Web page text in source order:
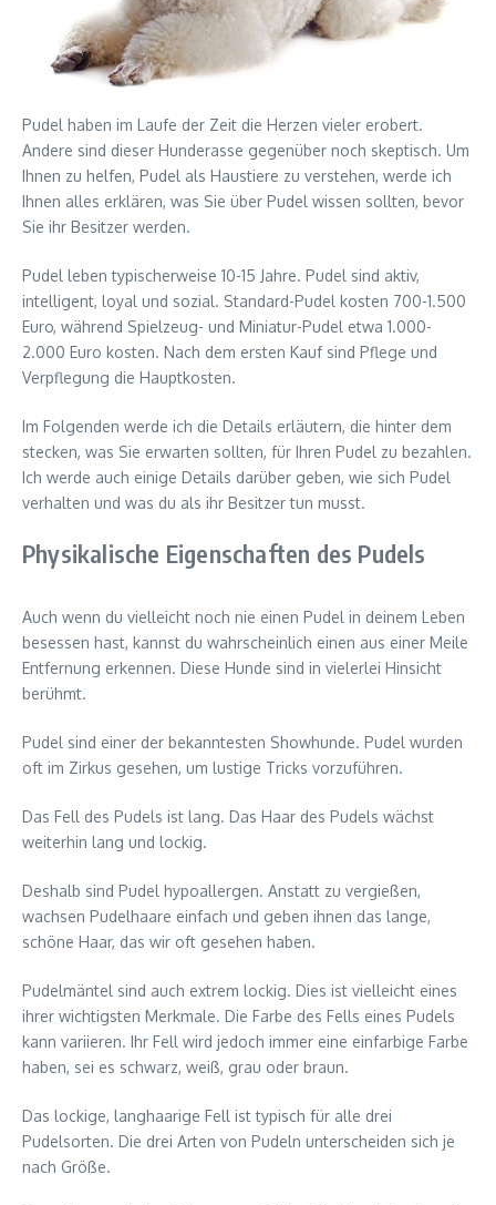
Pudel haben im Laufe der Zeit die Herzen vieler erobert.
Andere sind dieser Hunderasse gegenüber noch skeptisch. Um
Ihnen zu helfen, Pudel als Haustiere zu verstehen, werde ich
Ihnen alles erklären, was Sie über Pudel wissen sollten, bevor
Sie ihr Besitzer werden.
Pudel leben typischerweise 10-15 Jahre. Pudel sind aktiv,
intelligent, loyal und sozial. Standard-Pudel kosten 700-1.500
Euro, während Spielzeug- und Miniatur-Pudel etwa 1.000-
2.000 Euro kosten. Nach dem ersten Kauf sind Pflege und
Verpflegung die Hauptkosten.
Im Folgenden werde ich die Details erläutern, die hinter dem
stecken, was Sie erwarten sollten, für Ihren Pudel zu bezahlen.
Ich werde auch einige Details darüber geben, wie sich Pudel
verhalten und was du als ihr Besitzer tun musst.
Physikalische Eigenschaften des Pudels
Auch wenn du vielleicht noch nie einen Pudel in deinem Leben
besessen hast, kannst du wahrscheinlich einen aus einer Meile
Entfernung erkennen. Diese Hunde sind in vielerlei Hinsicht
berühmt.
Pudel sind einer der bekanntesten Showhunde. Pudel wurden
oft im Zirkus gesehen, um lustige Tricks vorzuführen.
Das Fell des Pudels ist lang. Das Haar des Pudels wächst
weiterhin lang und lockig.
Deshalb sind Pudel hypoallergen. Anstatt zu vergießen,
wachsen Pudelhaare einfach und geben ihnen das lange,
schöne Haar, das wir oft gesehen haben.
Pudelmäntel sind auch extrem lockig. Dies ist vielleicht eines
ihrer wichtigsten Merkmale. Die Farbe des Fells eines Pudels
kann variieren. Ihr Fell wird jedoch immer eine einfarbige Farbe
haben, sei es schwarz, weiß, grau oder braun.
Das lockige, langhaarige Fell ist typisch für alle drei
Pudelsorten. Die drei Arten von Pudeln unterscheiden sich je
nach Größe.